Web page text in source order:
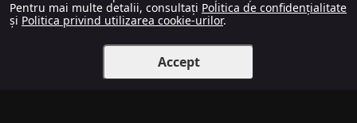
Pentru mai multe detalii, consultați Politica de confidențialitate
și Politica privind utilizarea cookie-urilor.
Accept